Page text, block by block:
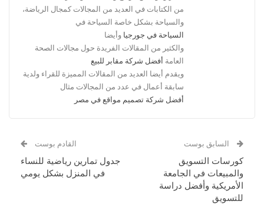
من الكتابات في العديد من المجالات كمجال الرياضة،
والسياحة بشكل خاصة السياحة في
السياحة في جورجيا وأيضا
والكثير من المقالات الفريدة حول مجالات الصحة
العامة أفضل شركة مقابر للبيع
ويقدم أيضا العديد من المقالات المميزة للقراء ولدية
سابقة أعمال في عدد من المجالات مثال
أفضل شركة تصميم مواقع في مصر
السابق بوست
كورسات التسويق
والمبيعات في الجامعة
الأمريكية وأفضل دراسة
للتسويق
القادم بوست
جدول تمارين رياضية للنساء
في المنزل بشكل يومي